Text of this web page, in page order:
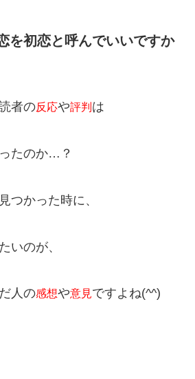
を初恋と呼んでいいですか
者の反応や評判 は
たのか…？
つかった時に、
いのが、
人の感想や意見ですよね(^^)